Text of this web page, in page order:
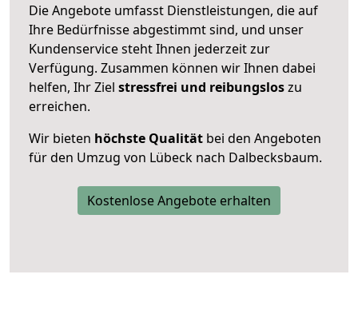
Die Angebote umfasst Dienstleistungen, die auf
Ihre Bedürfnisse abgestimmt sind, und unser
Kundenservice steht Ihnen jederzeit zur
Verfügung. Zusammen können wir Ihnen dabei
helfen, Ihr Ziel stressfrei und reibungsloszu
erreichen.
Wir bieten höchste Qualität bei den Angeboten
für den Umzug von Lübeck nach Dalbecksbaum.
Kostenlose Angebote erhalten